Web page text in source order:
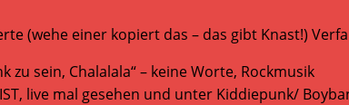
(wehe einer kopiert das – das gibt Knast!)
zu sein, Chalalala“ – keine Worte, Rockmusik
live mal gesehen und unter Kiddiepunk/